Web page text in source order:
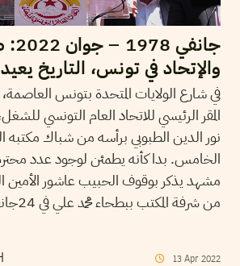
والإتحاد في تونس، التاريخ
في شارع الولايات المتحدة بتونس
المقر الرئيسي للاتحاد العام التونسي
نور الدين الطبوبي برأسه من شباك مكتبه
الخامس. بدا كأنه يطمئن لوجود عدد
مشهد يذكر بوقوف الحبيب عاشور الأمين
من شرفة المكتب ببطحاء محمد علي في 24جانفي 1978.
13 Apr 2022